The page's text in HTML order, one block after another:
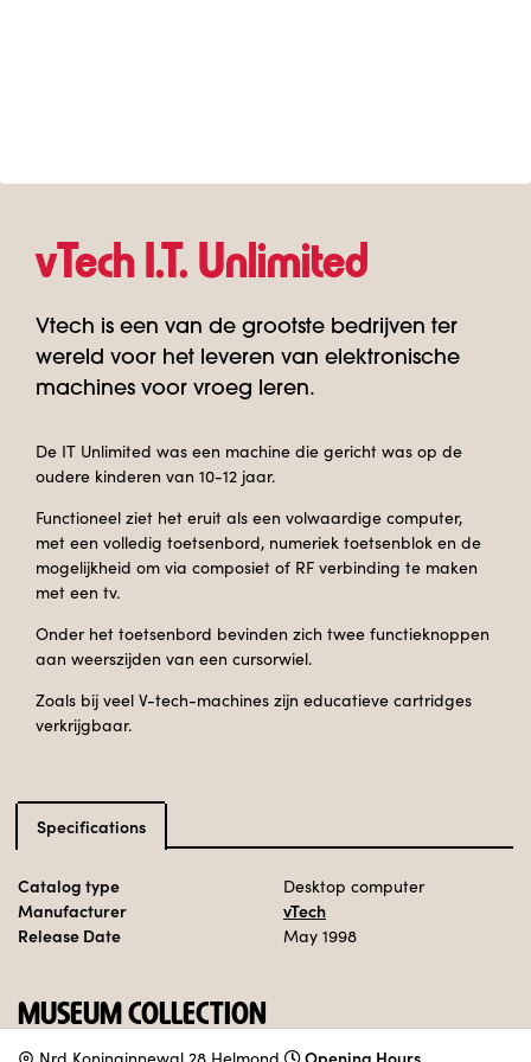
vTech I.T. Unlimited
Vtech is een van de grootste bedrijven ter
wereld voor het leveren van elektronische
machines voor vroeg leren.
De IT Unlimited was een machine die gericht was op de
oudere kinderen van 10-12 jaar.
Functioneel ziet het eruit als een volwaardige computer,
met een volledig toetsenbord, numeriek toetsenblok en de
mogelijkheid om via composiet of RF verbinding te maken
met een tv.
Onder het toetsenbord bevinden zich twee functieknoppen
aan weerszijden van een cursorwiel.
Zoals bij veel V-tech-machines zijn educatieve cartridges
verkrijgbaar.
Specifications
Catalog type Desktop computer
Manufacturer
vTech
Release Date
May 1998
MUSEUM COLLECTION
Opening Hours